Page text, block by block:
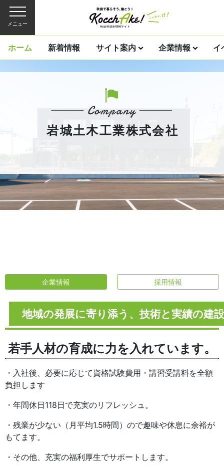
メニュー
ホーム 新着情報 サイト案内 企業情報 イ
岩城土木工業株式会社
企業情報 採用情報
地域の発展に寄り添う、技術と実績の建
若手人材の育成に力を入れています。
・入社後、必要に応じて資格試験費用・講習受講料を全額
負担します
・年間休日118日で充実のリフレッシュ。
・残業が少ない（月平均1.5時間）ので趣味や休息に余裕が
もてます。
・その他、充実の福利厚生でサポートします。